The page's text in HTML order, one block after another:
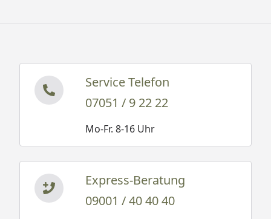
Service Telefon
07051 / 9 22 22
Mo-Fr. 8-16 Uhr
Express-Beratung
09001 / 40 40 40